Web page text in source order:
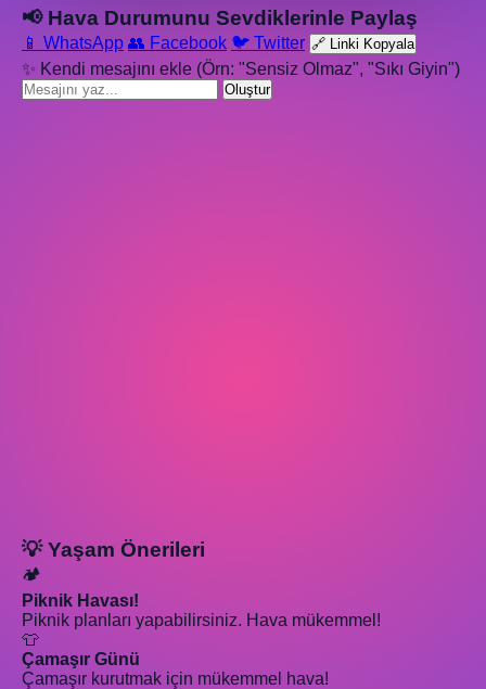
📢 Hava Durumunu Sevdiklerinle Paylaş
📱 WhatsApp 👥 Facebook 🐦 Twitter 🔗 Linki Kopyala
✨ Kendi mesajını ekle (Örn: "Sensiz Olmaz", "Sıkı Giyin")
Oluştur
💡 Yaşam Önerileri
🏕️
Piknik Havası!
Piknik planları yapabilirsiniz. Hava mükemmel!
👕
Çamaşır Günü
Çamaşır kurutmak için mükemmel hava!